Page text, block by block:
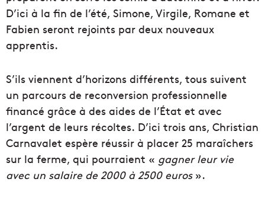
D’ici à la fin de l’été, Simone, Virgile, Romane et
Fabien seront rejoints par deux nouveaux
apprentis.
S’ils viennent d’horizons différents, tous suivent
un parcours de reconversion professionnelle
financé grâce à des aides de l’État et avec
l’argent de leurs récoltes. D’ici trois ans, Christian
Carnavalet espère réussir à placer 25 maraîchers
sur la ferme, qui pourraient « gagner leur vie
avec un salaire de 2000 à 2500 euros».